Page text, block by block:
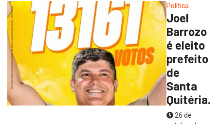
Política
Joel
Barrozo
é eleito
prefeito
de
Santa
Quitéria.
26 de